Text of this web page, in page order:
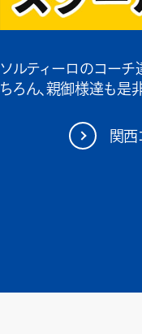
ソルティーロのコーチ
ちろん、親御様達も是
関西